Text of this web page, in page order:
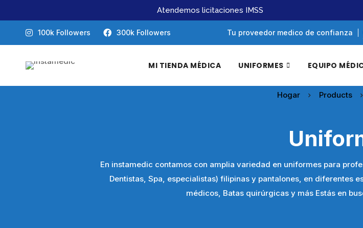
Atendemos licitaciones IMSS
100k Followers 300k Followers Tu proveedor medico de confianza
MI TIENDA MÉDICA UNIFORMES EQUIPO
Hogar Products
En instamedic contamos con amplia variedad en uniformes para
Dentistas, Spa, especialistas) filipinas y pantalones, en diferentes
médicos, Batas quirúrgicas y más Estás en